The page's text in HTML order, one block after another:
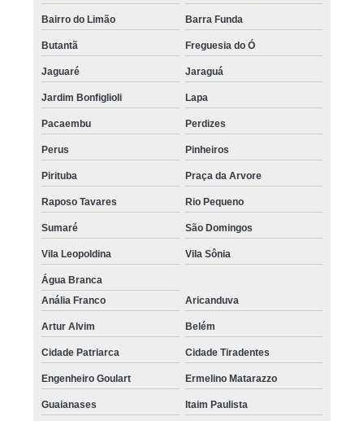
Bairro do Limão Barra Funda
Butantã Freguesia do Ó
Jaguaré Jaraguá
Jardim Bonfiglioli Lapa
Pacaembu Perdizes
Perus Pinheiros
Pirituba Praça da Arvore
Raposo Tavares Rio Pequeno
Sumaré São Domingos
Vila Leopoldina Vila Sônia
Água Branca
Anália Franco
Aricanduva
Artur Alvim Belém
Cidade Patriarca Cidade Tiradentes
Engenheiro Goulart Ermelino Matarazzo
Guaianases Itaim Paulista